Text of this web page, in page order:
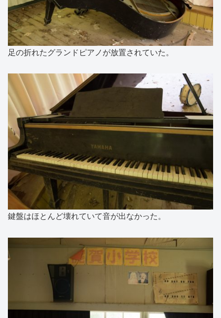
足の折れたグランドピアノが放置されていた。
鍵盤はほとんど壊れていて音が出なかった。